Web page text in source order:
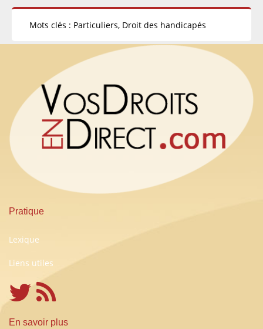
Mots clés : Particuliers, Droit des handicapés
Pratique
Lexique
Liens utiles
En savoir plus